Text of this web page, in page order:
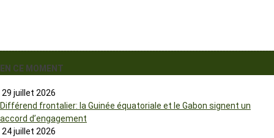
EN CE MOMENT
29 juillet 2026
Différend frontalier: la Guinée équatoriale et le Gabon signent un
accord d’engagement
24 juillet 2026